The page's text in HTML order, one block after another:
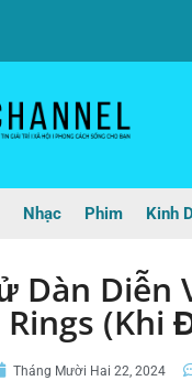
Nhạc Phim Kinh
Dàn Diễn
Rings (Khi
Tháng Mười Hai 22, 2024